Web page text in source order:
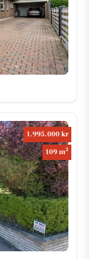
1.995.000 kr
109 m2